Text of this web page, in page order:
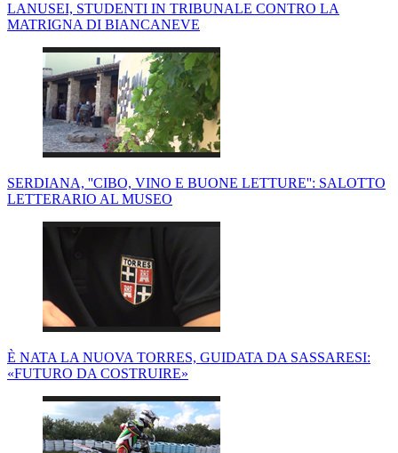
LANUSEI, STUDENTI IN TRIBUNALE CONTRO LA
MATRIGNA DI BIANCANEVE
SERDIANA, ''CIBO, VINO E BUONE LETTURE'': SALOTTO
LETTERARIO AL MUSEO
È NATA LA NUOVA TORRES, GUIDATA DA SASSARESI:
«FUTURO DA COSTRUIRE»